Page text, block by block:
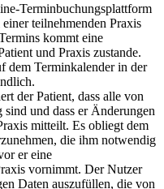
Terminbuchungsplattform
teilnehmenden Praxis
kommt eine
und Praxis zustande.
dem Terminkalender in der
der Patient, dass alle von
und dass er Änderungen
mitteilt. Es obliegt dem
die ihm notwendig
er eine
vornimmt. Der Nutzer
Daten auszufüllen, die von